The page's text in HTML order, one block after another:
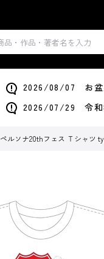
2026/08/07 お盆
2026/07/29 令和8
ペルソナ20thフェス Ｔシャツ